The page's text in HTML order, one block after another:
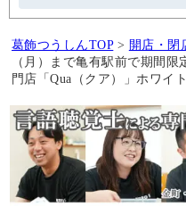
葛飾つうしんTOP > 開店・閉
（月）まで亀有駅前で期間
門店「Qua（クア）」ホワイ